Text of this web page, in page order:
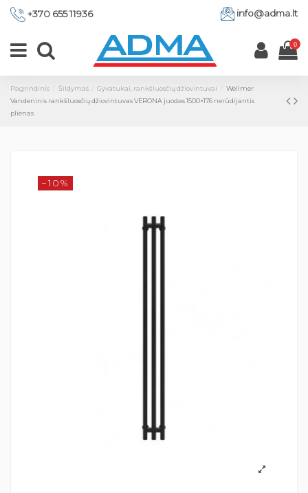
+370 655 11936 info@adma.lt
0
Pagrindinis Šildymas Gyvatukai, rankšluosčių džiovintuvai
Wellmer
Vandeninis rankšluosčių džiovintuvas VERONA juodas 1500×176 nerūdijantis
plienas
−10%